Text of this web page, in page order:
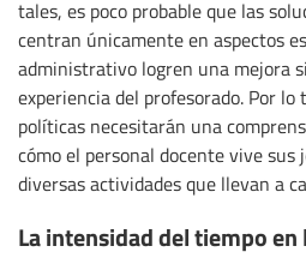
tales, es poco probable que las
centran únicamente en aspectos
administrativo logren una mejora
experiencia del profesorado. Por lo
políticas necesitarán una
cómo el personal docente vive sus
diversas actividades que llevan a
La intensidad del tiempo en